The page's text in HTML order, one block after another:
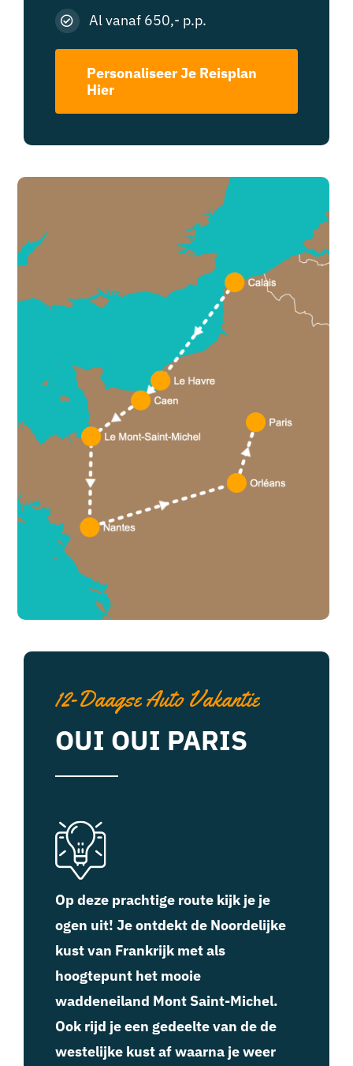
Al vanaf 650,- p.p.
Personaliseer Je Reisplan
Hier
12-Daagse Auto Vakantie
OUI OUI PARIS
Op deze prachtige route kijk je je
ogen uit! Je ontdekt de Noordelijke
kust van Frankrijk met als
hoogtepunt het mooie
waddeneiland Mont Saint-Michel.
Ook rijd je een gedeelte van de de
westelijke kust af waarna je weer